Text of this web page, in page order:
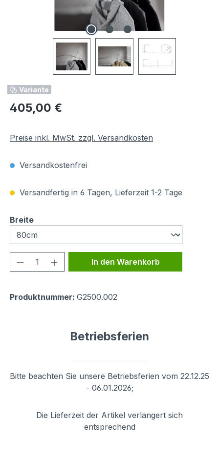
Variante
Regulärer Preis:
405,00 €
Preise inkl. MwSt. zzgl. Versandkosten
Versandkostenfrei
Versandfertig in 6 Tagen, Lieferzeit 1-2 Tage
Breiteauswählen
Produkt Anzahl: Gib den
In den Warenkorb
Produktnummer: G2500.002
Betriebsferien
Bitte beachten Sie unsere Betriebsferien vom 22.12.25
- 06.01.2026;
Die Lieferzeit der Artikel verlängert sich
entsprechend